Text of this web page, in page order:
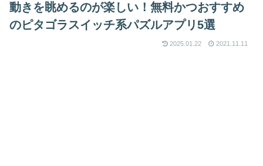
動きを眺めるのが楽しい！無料かつおすすめ
のピタゴラスイッチ系パズルアプリ5選
2025.01.22 2021.11.11